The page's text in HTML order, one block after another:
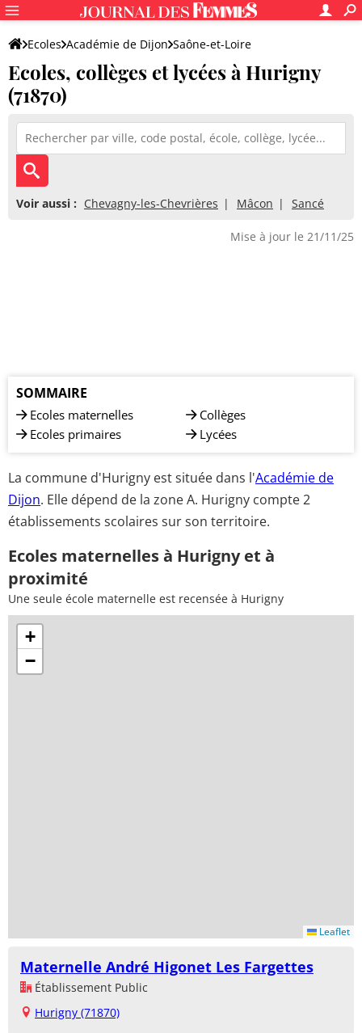
Ecoles Académie de Dijon Saône-et-Loire
Ecoles, collèges et lycées à Hurigny
(71870)
Voir aussi : Chevagny-les-Chevrières Mâcon Sancé
Mise à jour le 21/11/25
SOMMAIRE
Ecoles maternelles
Ecoles primaires
Collèges
Lycées
La commune d'Hurigny est située dans l'Académie de
Dijon. Elle dépend de la zone A. Hurigny compte 2
établissements scolaires sur son territoire.
Ecoles maternelles à Hurigny et à
proximité
Une seule école maternelle est recensée à Hurigny
+
−
Leaflet
Maternelle André Higonet Les Fargettes
Établissement Public
Hurigny (71870)